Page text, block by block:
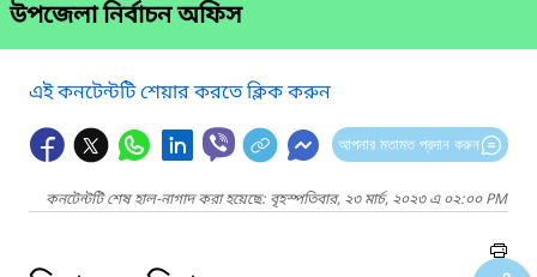
উপজেলা নির্বাচন অফিস
এই কনটেন্টটি শেয়ার করতে ক্লিক করুন
আপনার মতামত প্রদান করুন
কনটেন্টটি শেষ হাল-নাগাদ করা হয়েছে: বৃহস্পতিবার, ২৩ মার্চ, ২০২৩ এ ০২:০০ PM